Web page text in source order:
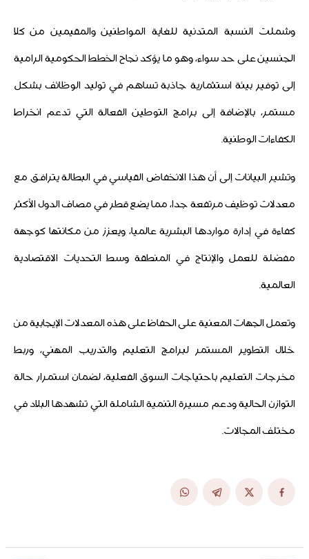
وشملت النسبة المتدنية للغاية المواطنين والمقيمين من كلا
الجنسين على حد سواء، وهو ما يؤكد نجاح الخطط الحكومية الرامية
إلى توفير بيئة استثمارية جاذبة تساهم في توليد الوظائف بشكل
مستمر، بالإضافة إلى برامج التوطين الفعالة التي تدعم انخراط
الكفاءات الوطنية.
وتشير البيانات إلى أن هذا الانخفاض القياسي في البطالة يترافق مع
معدلات توظيف مرتفعة جدا، مما يضع قطر في مصاف الدول الأكثر
كفاءة في إدارة مواردها البشرية عالميا، ويعزز من مكانتها كوجهة
مفضلة للعمل والإنتاج في المنطقة وسط التحديات الاقتصادية
العالمية.
وتعمل الجهات المعنية على الحفاظ على هذه المعدلات الإيجابية من
خلال التطوير المستمر لبرامج التعليم والتدريب المهني، وربط
مخرجات التعليم باحتياجات السوق الفعلية، لضمان استمرار حالة
التوازن الحالية ودعم مسيرة التنمية الشاملة التي تشهدها البلاد في
مختلف المجالات.